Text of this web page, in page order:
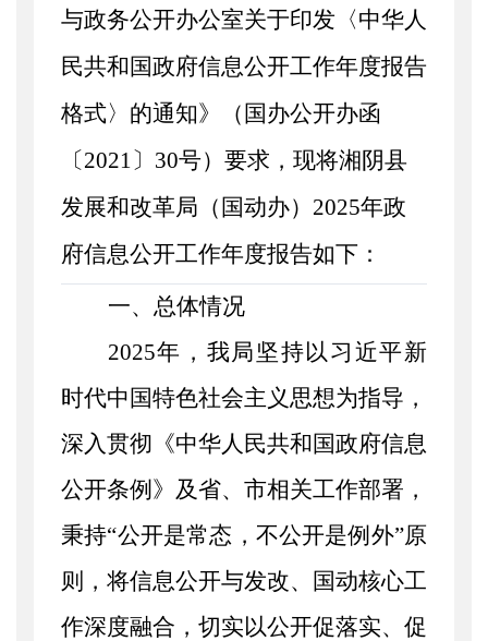
与政务公开办公室关于印发〈中华人
民共和国政府信息公开工作年度报告
格式〉的通知》（国办公开办函
〔2021〕30号）要求，现将湘阴县
发展和改革局（国动办） 2025年政
府信息公开工作年度报告如下：
一、总体情况
2025年， 我局 坚持以习近平新
时代中国特色社会主义思想为指导，
深入贯彻《中华人民共和国政府信息
公开条例》及省、市相关工作部署，
秉持“公开是常态，不公开是例外”原
则，将信息公开与发改、国动核心工
作深度融合， 切实以公开促落实、促